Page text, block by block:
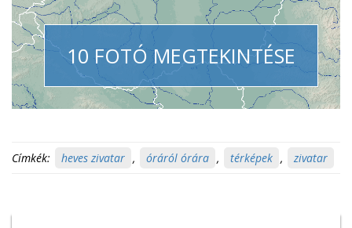
10 FOTÓ MEGTEKINTÉSE
Címkék: heves zivatar , óráról órára , térképek , zivatar